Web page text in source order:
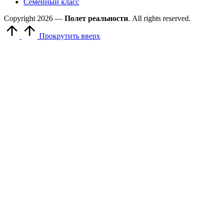
Семейный класс
Copyright 2026 — Полет реальности. All rights reserved.
Прокрутить вверх